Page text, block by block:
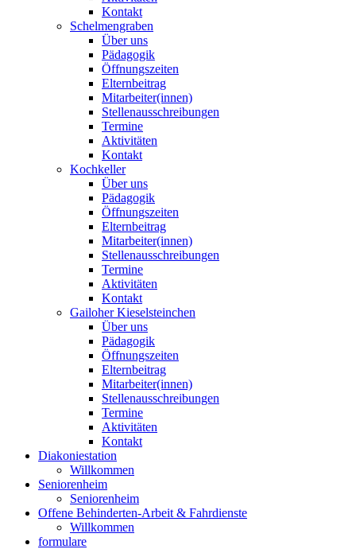
Kontakt
Schelmengraben
Über uns
Pädagogik
Öffnungszeiten
Elternbeitrag
Mitarbeiter(innen)
Stellenausschreibungen
Termine
Aktivitäten
Kontakt
Kochkeller
Über uns
Pädagogik
Öffnungszeiten
Elternbeitrag
Mitarbeiter(innen)
Stellenausschreibungen
Termine
Aktivitäten
Kontakt
Gailoher Kieselsteinchen
Über uns
Pädagogik
Öffnungszeiten
Elternbeitrag
Mitarbeiter(innen)
Stellenausschreibungen
Termine
Aktivitäten
Kontakt
Diakoniestation
Willkommen
Seniorenheim
Seniorenheim
Offene Behinderten-Arbeit & Fahrdienste
Willkommen
formulare